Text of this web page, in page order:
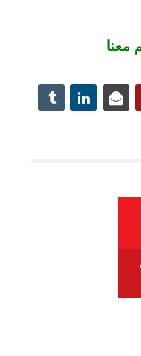
معنا